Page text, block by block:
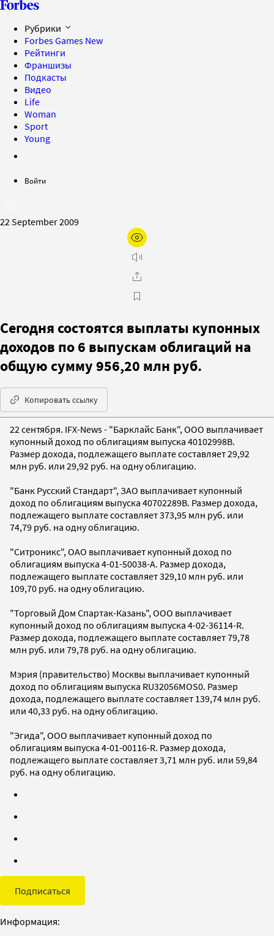
Рубрики
Forbes Games New
Рейтинги
Франшизы
Подкасты
Видео
Life
Woman
Sport
Young
Войти
22 September 2009
Сегодня состоятся выплаты купонных
доходов по 6 выпускам облигаций на
общую сумму 956,20 млн руб.
Копировать ссылку
22 сентября. IFX-News - "Барклайс Банк", ООО выплачивает
купонный доход по облигациям выпуска 40102998B.
Размер дохода, подлежащего выплате составляет 29,92
млн руб. или 29,92 руб. на одну облигацию.
"Банк Русский Стандарт", ЗАО выплачивает купонный
доход по облигациям выпуска 40702289B. Размер дохода,
подлежащего выплате составляет 373,95 млн руб. или
74,79 руб. на одну облигацию.
"Ситроникс", ОАО выплачивает купонный доход по
облигациям выпуска 4-01-50038-A. Размер дохода,
подлежащего выплате составляет 329,10 млн руб. или
109,70 руб. на одну облигацию.
"Торговый Дом Спартак-Казань", ООО выплачивает
купонный доход по облигациям выпуска 4-02-36114-R.
Размер дохода, подлежащего выплате составляет 79,78
млн руб. или 79,78 руб. на одну облигацию.
Мэрия (правительство) Москвы выплачивает купонный
доход по облигациям выпуска RU32056MOS0. Размер
дохода, подлежащего выплате составляет 139,74 млн руб.
или 40,33 руб. на одну облигацию.
"Эгида", ООО выплачивает купонный доход по
облигациям выпуска 4-01-00116-R. Размер дохода,
подлежащего выплате составляет 3,71 млн руб. или 59,84
руб. на одну облигацию.
Подписаться
Информация: